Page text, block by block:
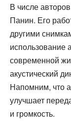
В числе
Панин. Его
другими
современной
акустический
Напомним, что
улучшает
и громкость.